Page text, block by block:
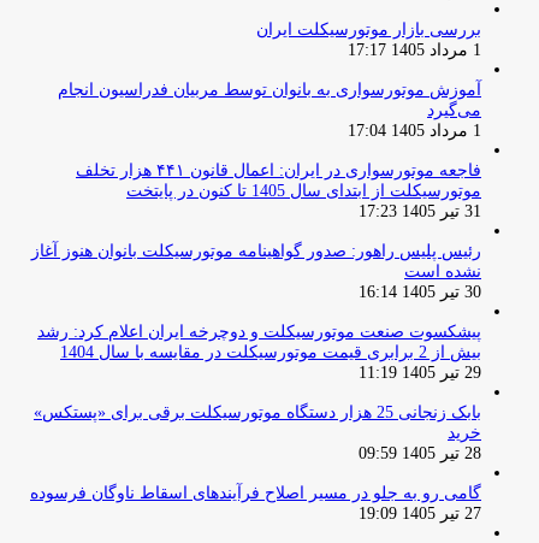
بررسی بازار موتورسیکلت ایران
1 مرداد 1405 17:17
آموزش موتورسواری به بانوان توسط مربیان فدراسیون انجام
می‌گیرد
1 مرداد 1405 17:04
فاجعه موتورسواری در ایران: اعمال قانون ۴۴۱ هزار تخلف
موتورسیکلت از ابتدای سال 1405 تا کنون در پایتخت
31 تیر 1405 17:23
رئیس پلیس راهور: صدور گواهینامه موتورسیکلت بانوان هنوز آغاز
نشده است
30 تیر 1405 16:14
پیشکسوت صنعت موتورسیکلت و دوچرخه ایران اعلام کرد: رشد
بیش از 2 برابری قیمت موتورسیکلت در مقایسه با سال 1404
29 تیر 1405 11:19
بابک زنجانی 25 هزار دستگاه موتورسیکلت برقی برای «پستکس»
خرید
28 تیر 1405 09:59
گامی رو به جلو در مسیر اصلاح فرآیندهای اسقاط ناوگان فرسوده
27 تیر 1405 19:09